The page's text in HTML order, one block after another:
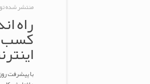
منتشر شده
راه
کسب
با پیشرفت